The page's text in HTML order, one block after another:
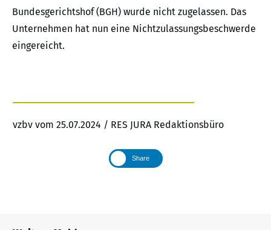
Bundesgerichtshof (BGH) wurde nicht zugelassen. Das
Unternehmen hat nun eine Nichtzulassungsbeschwerde
eingereicht.
vzbv vom 25.07.2024 / RES JURA Redaktionsbüro
Share